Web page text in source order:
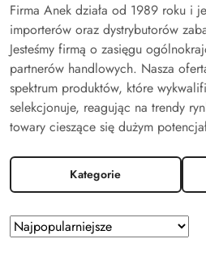
Firma Anek działa od 1989 roku i
importerów oraz dystrybutorów
Jesteśmy firmą o zasięgu
partnerów handlowych. Nasza
spektrum produktów, które
selekcjonuje, reagując na trendy
towary cieszące się dużym
Kategorie
Zastosowano
sortowanie:
Sortuj
według